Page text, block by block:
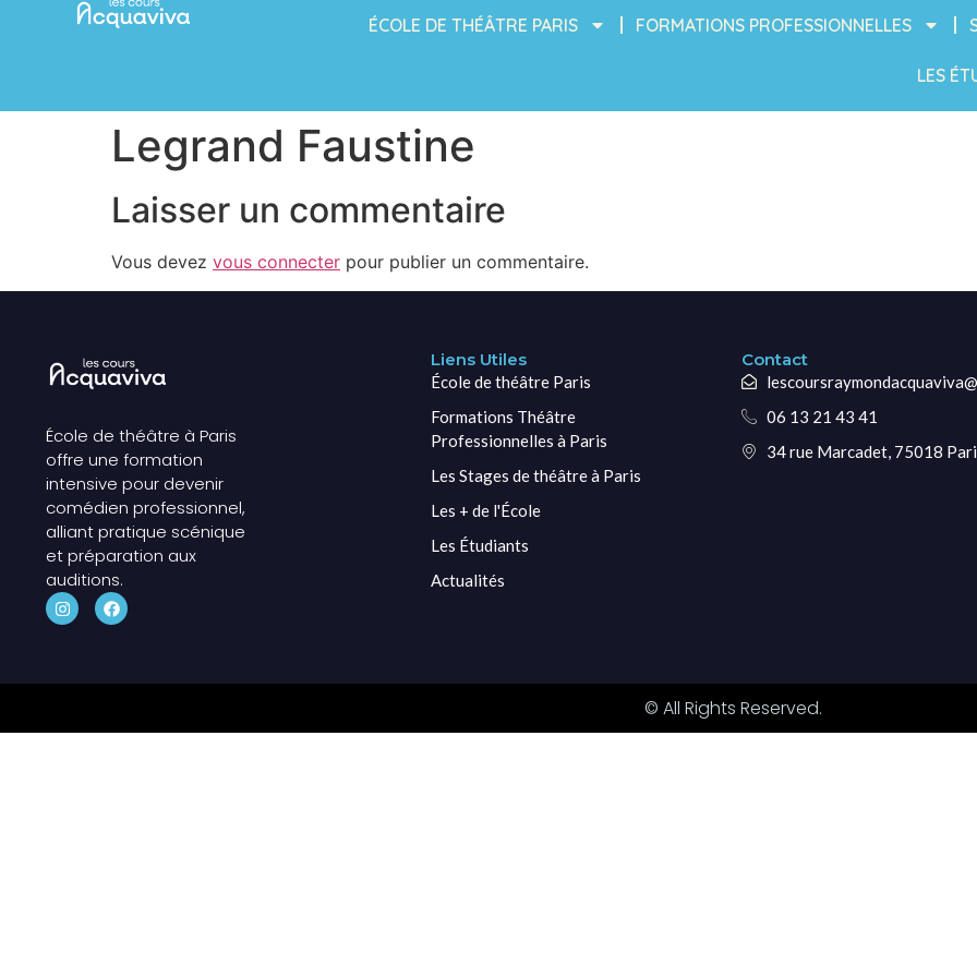
ÉCOLE DE THÉÂTRE PARIS FORMATIONS PROFESSIONNELLES
LES
Legrand Faustine
Laisser un commentaire
Vous devez vous connecter pour publier un commentaire.
École de théâtre à Paris
offre une formation
intensive pour devenir
comédien professionnel,
alliant pratique scénique
et préparation aux
auditions.
Liens Utiles
École de théâtre Paris
Formations Théâtre
Professionnelles à Paris
Les Stages de théâtre à Paris
Les + de l'École
Les Étudiants
Actualités
Contact
06 13 21 43 41
34 rue Marcadet, 75018
© All Rights Reserved.